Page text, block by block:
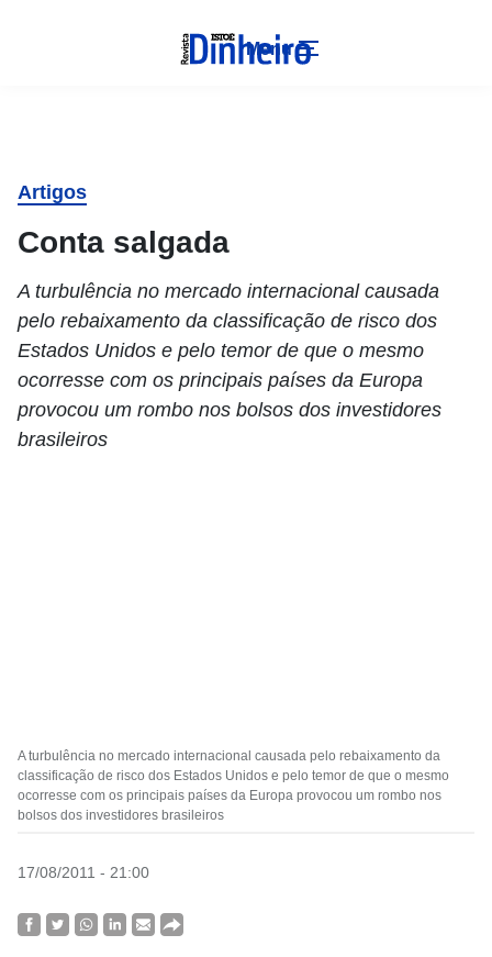
Menu
Artigos
Conta salgada
A turbulência no mercado internacional causada
pelo rebaixamento da classificação de risco dos
Estados Unidos e pelo temor de que o mesmo
ocorresse com os principais países da Europa
provocou um rombo nos bolsos dos investidores
brasileiros
A turbulência no mercado internacional causada pelo rebaixamento da
classificação de risco dos Estados Unidos e pelo temor de que o mesmo
ocorresse com os principais países da Europa provocou um rombo nos
bolsos dos investidores brasileiros
17/08/2011 - 21:00